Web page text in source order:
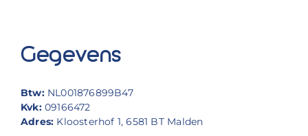
Gegevens
Btw: NL001876899B47
Kvk:09166472
Adres: Kloosterhof 1, 6581 BT Malden